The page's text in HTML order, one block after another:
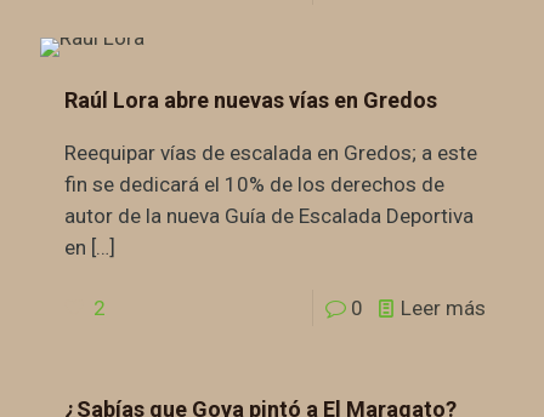
Raúl Lora abre nuevas vías en Gredos
Reequipar vías de escalada en Gredos; a este
fin se dedicará el 10% de los derechos de
autor de la nueva Guía de Escalada Deportiva
en […]
2 0 Leer más
¿Sabías que Goya pintó a El Maragato?